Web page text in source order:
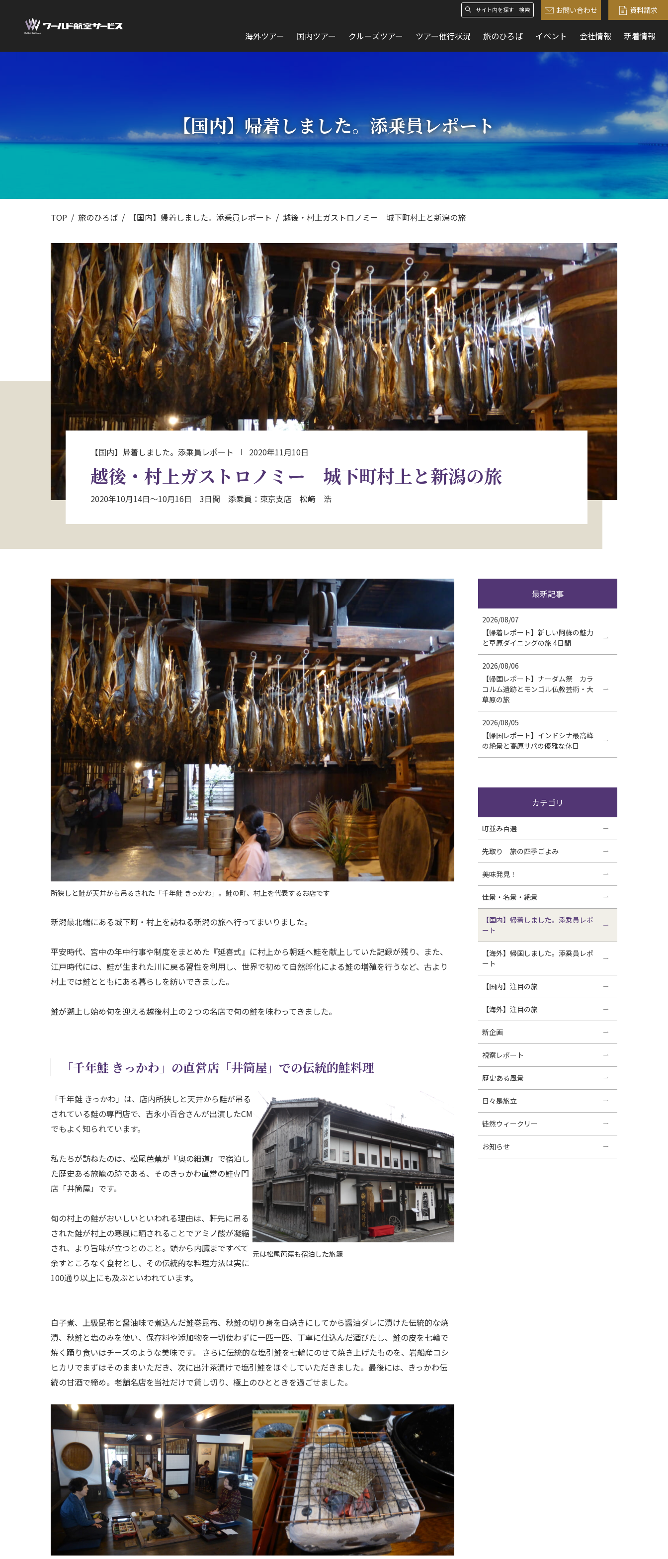
検索 お問い合わせ 資料請求
海外ツアー 国内ツアー クルーズツアー ツアー催行状況 旅のひろば イベント 会社情報 新着情報
【国内】帰着しました。添乗員レポート
TOP 旅のひろば 【国内】帰着しました。添乗員レポート 越後・村上ガストロノミー 城下町村上と新潟の旅
【国内】帰着しました。添乗員レポート 2020年11月10日
越後・村上ガストロノミー 城下町村上と新潟の旅
2020年10月14日～10月16日 3日間 添乗員：東京支店 松﨑 浩
所狭しと鮭が天井から吊るされた「千年鮭 きっかわ」。鮭の町、村上を代表するお店です
新潟最北端にある城下町・村上を訪ねる新潟の旅へ行ってまいりました。
平安時代、宮中の年中行事や制度をまとめた『延喜式』に村上から朝廷へ鮭を献上していた記録が残り、また、
江戸時代には、鮭が生まれた川に戻る習性を利用し、世界で初めて自然孵化による鮭の増殖を行うなど、古より
村上では鮭とともにある暮らしを紡いできました。
鮭が遡上し始め旬を迎える越後村上の２つの名店で旬の鮭を味わってきました。
「千年鮭 きっかわ」の直営店「井筒屋」での伝統的鮭料理
「千年鮭 きっかわ」は、店内所狭しと天井から鮭が吊る
されている鮭の専門店で、吉永小百合さんが出演したCM
でもよく知られています。
私たちが訪ねたのは、松尾芭蕉が『奥の細道』で宿泊し
た歴史ある旅籠の跡である、そのきっかわ直営の鮭専門
店「井筒屋」です。
旬の村上の鮭がおいしいといわれる理由は、軒先に吊る
された鮭が村上の寒風に晒されることでアミノ酸が凝縮
され、より旨味が立つとのこと。頭から内臓まですべて
余すところなく食材とし、その伝統的な料理方法は実に
100通り以上にも及ぶといわれています。
元は松尾芭蕉も宿泊した旅籠
白子煮、上級昆布と醤油味で煮込んだ鮭巻昆布、秋鮭の切り身を白焼きにしてから醤油ダレに漬けた伝統的な焼
漬、秋鮭と塩のみを使い、保存料や添加物を一切使わずに一匹一匹、丁寧に仕込んだ酒びたし、鮭の皮を七輪で
焼く踊り食いはチーズのような美味です。 さらに伝統的な塩引鮭を七輪にのせて焼き上げたものを、岩船産コシ
ヒカリでまずはそのままいただき、次に出汁茶漬けで塩引鮭をほぐしていただきました。最後には、きっかわ伝
統の甘酒で締め。老舗名店を当社だけで貸し切り、極上のひとときを過ごせました。
最新記事
2026/08/07
【帰着レポート】新しい阿蘇の魅力
と草原ダイニングの旅 4日間
2026/08/06
【帰国レポート】ナーダム祭 カラ
コルム遺跡とモンゴル仏教芸術・大
草原の旅
2026/08/05
【帰国レポート】インドシナ最高峰
の絶景と高原サパの優雅な休日
カテゴリ
町並み百選
先取り 旅の四季ごよみ
美味発見！
佳景・名景・絶景
【国内】帰着しました。添乗員レポ
ート
【海外】帰国しました。添乗員レポ
ート
【国内】注目の旅
【海外】注目の旅
新企画
視察レポート
歴史ある風景
日々是旅立
徒然ウィークリー
お知らせ